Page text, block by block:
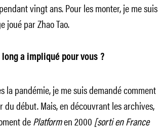
vingt ans. Pour les monter, je me suis
joué par Zhao Tao.
long a impliqué pour vous ?
la pandémie, je me suis demandé comment
début. Mais, en découvrant les archives,
dePlatformen 2000 [sorti en France